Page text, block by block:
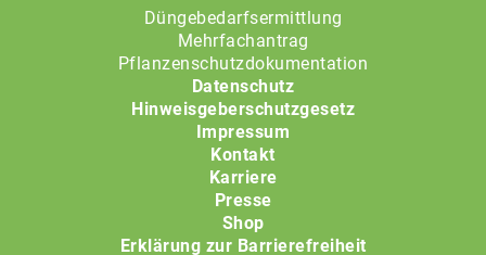
Düngebedarfsermittlung
Mehrfachantrag
Pflanzenschutzdokumentation
Datenschutz
Hinweisgeberschutzgesetz
Impressum
Kontakt
Karriere
Presse
Shop
Erklärung zur Barrierefreiheit